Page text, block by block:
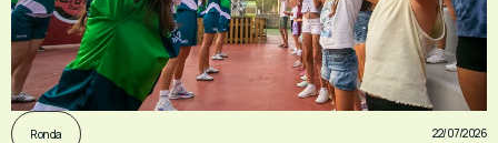
Ronda 22/07/2026